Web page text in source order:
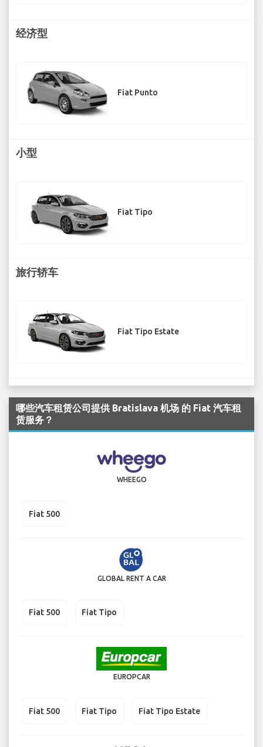
经济型
Fiat Punto
小型
Fiat Tipo
旅行轿车
Fiat Tipo Estate
哪些汽车租赁公司提供 Bratislava 机场 的 Fiat 汽车租
赁服务？
WHEEGO
Fiat 500
GLOBAL RENT A CAR
Fiat 500 Fiat Tipo
EUROPCAR
Fiat 500 Fiat Tipo Fiat Tipo Estate